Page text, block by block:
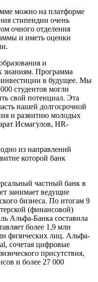
можно на платформе
стипендии очень
очного отделения
и иметь оценки
и
знаниям. Программа
в будущее. Мы
студентов могли
свой потенциал. Эта
нашей долгосрочной
и развитию молодых
Исмагулов, HR-
из направлений
которой банк
частный банк в
занимает ведущие
бизнеса. По итогам 9
(финансовой)
Альфа-Банка составила
более 1,9 млн
физических лиц. Альфа-
сочетая цифровые
присутствия,
и более 27 000